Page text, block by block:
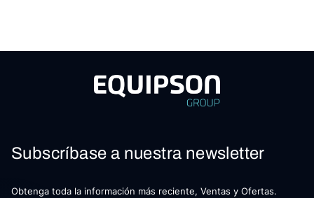
Subscríbase a nuestra newsletter
Obtenga toda la información más reciente, Ventas y Ofertas.